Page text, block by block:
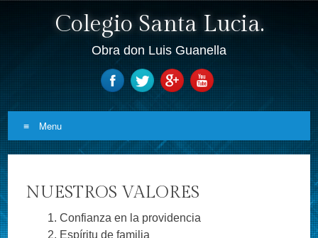
Colegio Santa Lucia.
Obra don Luis Guanella
Menu
NUESTROS VALORES
Confianza en la providencia
Espíritu de familia